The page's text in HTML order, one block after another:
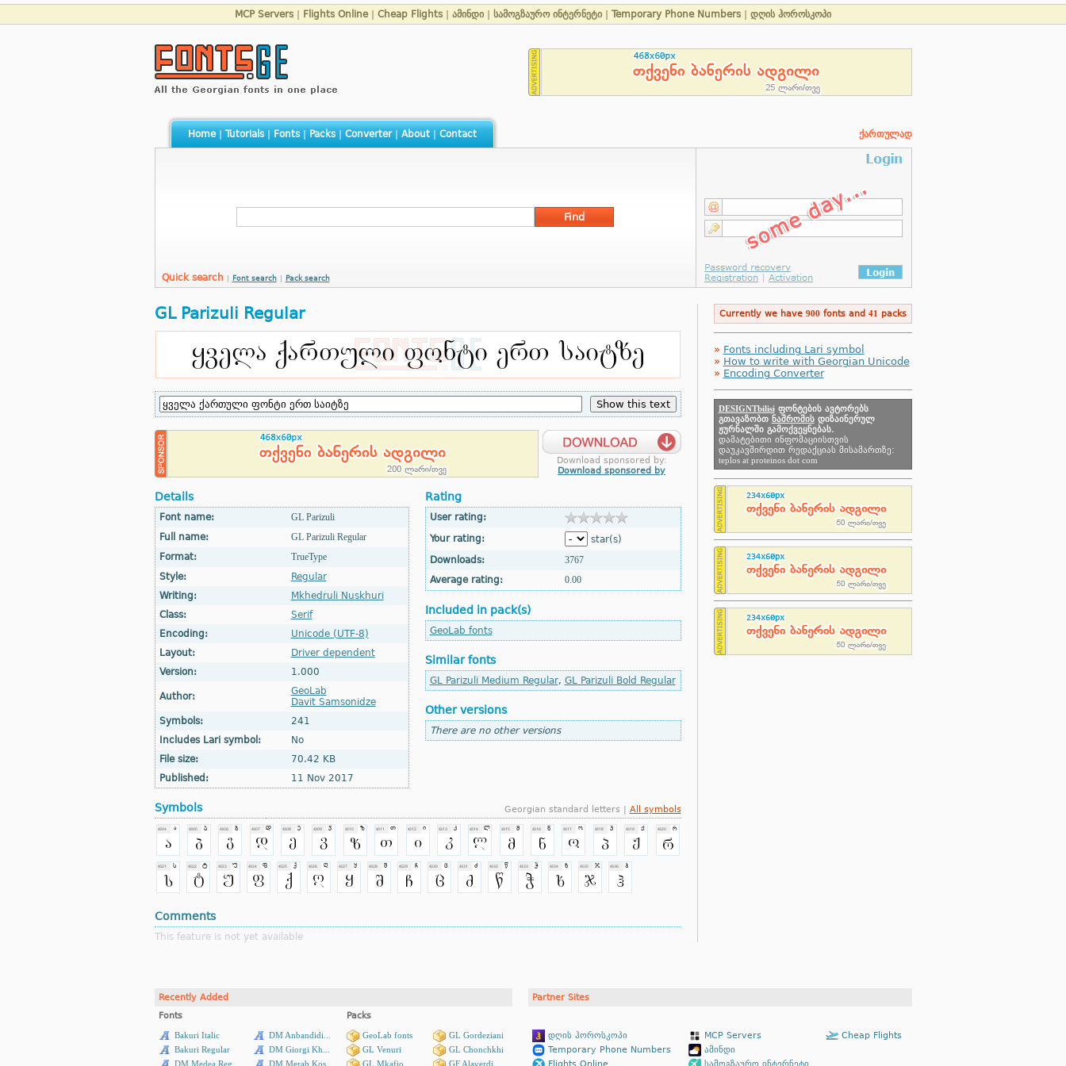
MCP Servers Flights Online| Cheap Flights ამინდი სამოგზაურო ინტერნეტი Temporary Phone Numbers დღის ჰოროსკოპი
Home| Tutorials| Fonts| Packs| Converter| About| Contact ქართულად
Quick search Font search Pack search
GL Parizuli Regular
Download sponsored by:
Download sponsored by
Details
Font name:
GL Parizuli
Full name:
GL Parizuli Regular
Format:
TrueType
Style:
Regular
Writing:
Mkhedruli Nuskhuri
Class:
Serif
Encoding:
Unicode (UTF-8)
Layout:
Driver dependent
Version:
1.000
Author:
GeoLab
Davit Samsonidze
Symbols:
241
Includes Lari symbol:
No
File size:
70.42 KB
Published:
11 Nov 2017
Rating
User rating:
Your rating:
star(s)
Downloads:
3767
Average rating:
0.00
Included in pack(s)
GeoLab fonts
Similar fonts
GL Parizuli Medium Regular, GL Parizuli Bold Regular
Other versions
There are no other versions
Symbols Georgian standard letters | All symbols
Comments
This feature is not yet available
Currently we have 900 fonts and 41 packs
» Fonts including Lari symbol
» How to write with Georgian Unicode
» Encoding Converter
DESIGNTbilisiფონტების ავტორებს
გთავაზობთ ნაშრომისდიზაინერულ
ჟურნალში გამოქვეყნებას.
დამატებითი ინფომაციისთვის
დაუკავშირდით რედაქციას მისამართზე:
teplos at proteinos dot com
Recently Added
Partner Sites
Fonts
Packs
Bakuri Italic
Bakuri Regular
DM Medea Reg...
DM Anbandidi...
DM Giorgi Kh...
DM Merab Kos...
GeoLab fonts
GL Venuri
GL Mkafio
GL Gordeziani
GL Chonchkhi
GF Alaverdi
დღის ჰოროსკოპი
Temporary Phone Numbers
MCP Servers
ამინდი
Cheap Flights